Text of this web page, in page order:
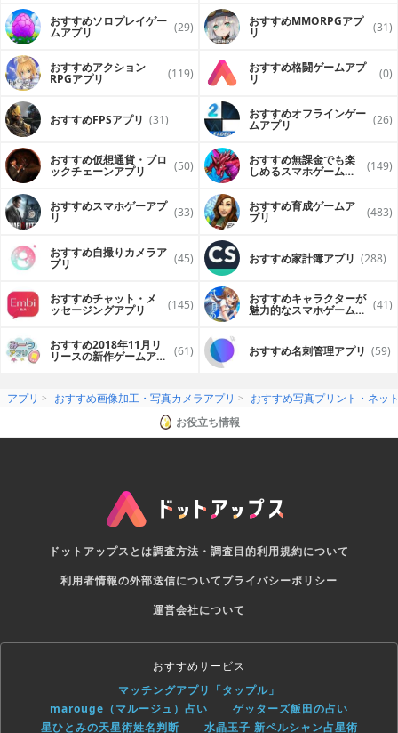
おすすめソロプレイゲー
ムアプリ (29) おすすめ MMORPGアプ
リ (31)
おすすめアクション
RPGアプリ (119) おすすめ格闘ゲームアプ
リ (0)
おすすめFPSアプリ (31) おすすめオフラインゲー
ムアプリ (26)
おすすめ仮想通貨・ブロ
ックチェーンアプリ (50) おすすめ無課金でも楽
しめるスマホゲームア (149)
おすすめスマホゲーアプ
リ (33) おすすめ育成ゲームア
プリ (483)
おすすめ自撮りカメラア
プリ (45) おすすめ家計簿アプリ (288)
おすすめチャット・メ
ッセージングアプリ (145) おすすめキャラクターが
魅力的なスマホゲームア (41)
おすすめ2018年11月リ
リースの新作ゲームアプ (61) おすすめ名刺管理アプリ (59)
アプリ おすすめ画像加工・写真カメラアプリ
おすすめ写真プリント・ネッ
お役立ち情報
ドットアップスとは調査方法・調査目的利用規約について
利用者情報の外部送信についてプライバシーポリシー
運営会社について
おすすめサービス
マッチングアプリ「タップル」
marouge（マルージュ）占い
ゲッターズ飯田の占い
星ひとみの天星術姓名判断
水晶玉子 新ペルシャン占星術